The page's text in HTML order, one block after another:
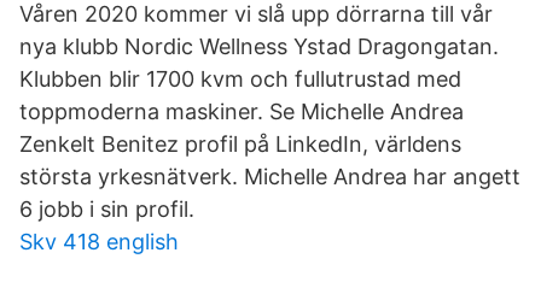
Våren 2020 kommer vi slå upp dörrarna till vår
nya klubb Nordic Wellness Ystad Dragongatan.
Klubben blir 1700 kvm och fullutrustad med
toppmoderna maskiner. Se Michelle Andrea
Zenkelt Benitez profil på LinkedIn, världens
största yrkesnätverk. Michelle Andrea har angett
6 jobb i sin profil.
Skv 418 english